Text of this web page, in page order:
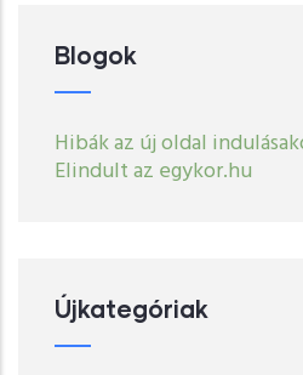
Blogok
Hibák az új oldal
Elindult az egykor.hu
Újkategóriak